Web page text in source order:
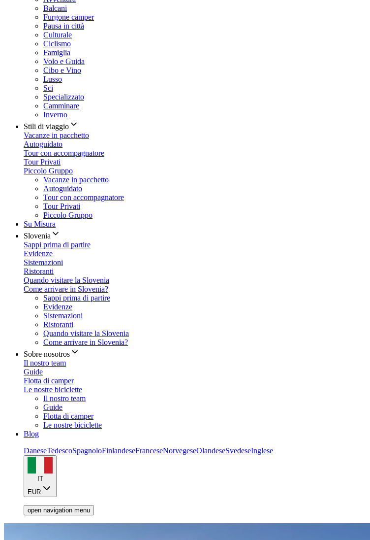
Balcani
Furgone camper
Pausa in città
Culturale
Ciclismo
Famiglia
Volo e Guida
Cibo e Vino
Lusso
Sci
Specializzato
Camminare
Inverno
Stili di viaggio
Vacanze in pacchetto
Autoguidato
Tour con accompagnatore
Tour Privati
Piccolo Gruppo
Vacanze in pacchetto
Autoguidato
Tour con accompagnatore
Tour Privati
Piccolo Gruppo
Su Misura
Slovenia
Sappi prima di partire
Evidenze
Sistemazioni
Ristoranti
Quando visitare la Slovenia
Come arrivare in Slovenia?
Sappi prima di partire
Evidenze
Sistemazioni
Ristoranti
Quando visitare la Slovenia
Come arrivare in Slovenia?
Sobre nosotros
Il nostro team
Guide
Flotta di camper
Le nostre biciclette
Il nostro team
Guide
Flotta di camper
Le nostre biciclette
Blog
DaneseTedescoSpagnoloFinlandeseFranceseNorvegeseOlandeseSvedeseInglese
IT
EUR
open navigation menu